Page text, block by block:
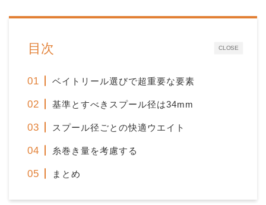
CLOSE
目次
ベイトリール選びで超重要な要素
基準とすべきスプール径は34mm
スプール径ごとの快適ウエイト
糸巻き量を考慮する
まとめ